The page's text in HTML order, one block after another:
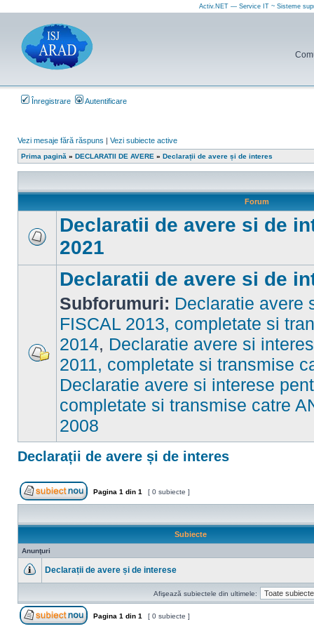
Activ.NET — Service IT ~ Sisteme
Înregistrare Autentificare
Vezi mesaje fără răspuns | Vezi subiecte active
Prima pagină » DECLARATII DE AVERE » Declarații de avere și de interes
Forum
Nu
mesaje
necitite
Declaratii de avere si de
2021
sunt
mesaje
necitite
Declaratii de avere si de
Subforumuri: Declaratie avere
FISCAL 2013, completate si
2014, Declaratie avere si
2011, completate si transmise
Declaratie avere si interese
completate si transmise catre
2008
Declarații de avere și de interes
Scrie un subiect nou
Pagina 1 din 1 [ 0 subiecte ]
Subiecte
Anunţuri
necitite
Declarații de avere și de interese
Afişează subiectele din ultimele:
Pagina 1 din 1 [ 0 subiecte ]